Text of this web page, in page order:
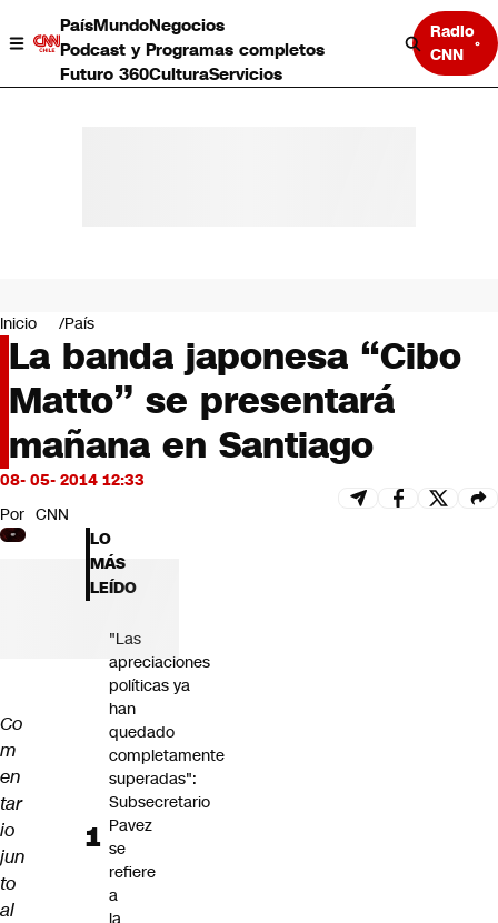
PaísMundoNegocios
Podcast y Programas completos
Futuro 360CulturaServicios
Radio
CNN
Negocios
Deportes
Programas completos
Cultura
Servicios
Bits
CNN tiempo
Futuro 360
Opinión
Inicio País
La banda japonesa “Cibo
Matto” se presentará
mañana en Santiago
08- 05- 2014 12:33
Por CNN
Co
m
en
tar
io
jun
to
al
LO
MÁS
LEÍDO
"Las
apreciaciones
políticas ya
han
quedado
completamente
superadas":
Subsecretario
Pavez
se
refiere
a
la